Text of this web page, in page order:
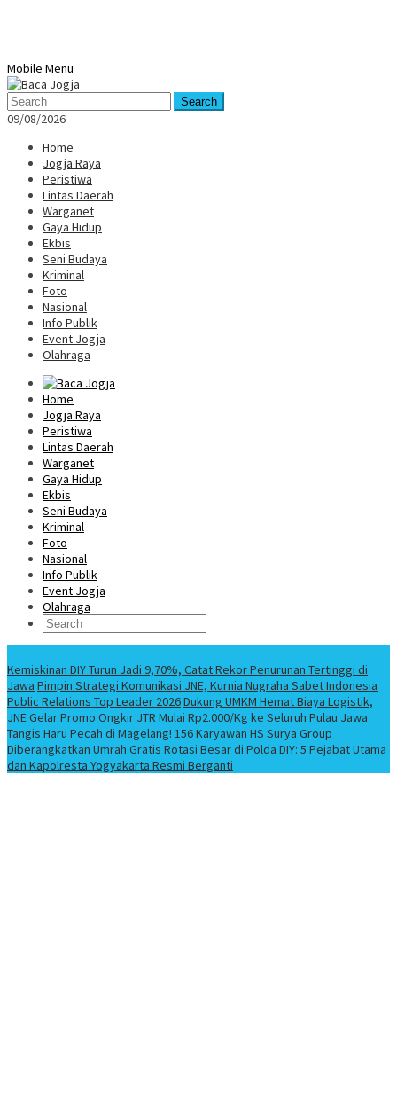
Mobile Menu
Search
09/08/2026
Home
Jogja Raya
Peristiwa
Lintas Daerah
Warganet
Gaya Hidup
Ekbis
Seni Budaya
Kriminal
Foto
Nasional
Info Publik
Event Jogja
Olahraga
Home
Jogja Raya
Peristiwa
Lintas Daerah
Warganet
Gaya Hidup
Ekbis
Seni Budaya
Kriminal
Foto
Nasional
Info Publik
Event Jogja
Olahraga
Kemiskinan DIY Turun Jadi 9,70%, Catat Rekor Penurunan Tertinggi di
Jawa Pimpin Strategi Komunikasi JNE, Kurnia Nugraha Sabet Indonesia
Public Relations Top Leader 2026Dukung UMKM Hemat Biaya Logistik,
JNE Gelar Promo Ongkir JTR Mulai Rp2.000/Kg ke Seluruh Pulau Jawa
Tangis Haru Pecah di Magelang! 156 Karyawan HS Surya Group
Diberangkatkan Umrah Gratis Rotasi Besar di Polda DIY: 5 Pejabat Utama
dan Kapolresta Yogyakarta Resmi Berganti